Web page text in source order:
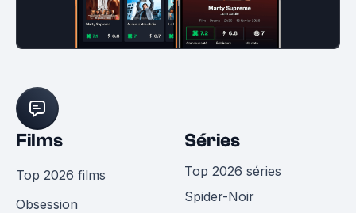
Films
Top 2026 films
Obsession
Séries
Top 2026 séries
Spider-Noir